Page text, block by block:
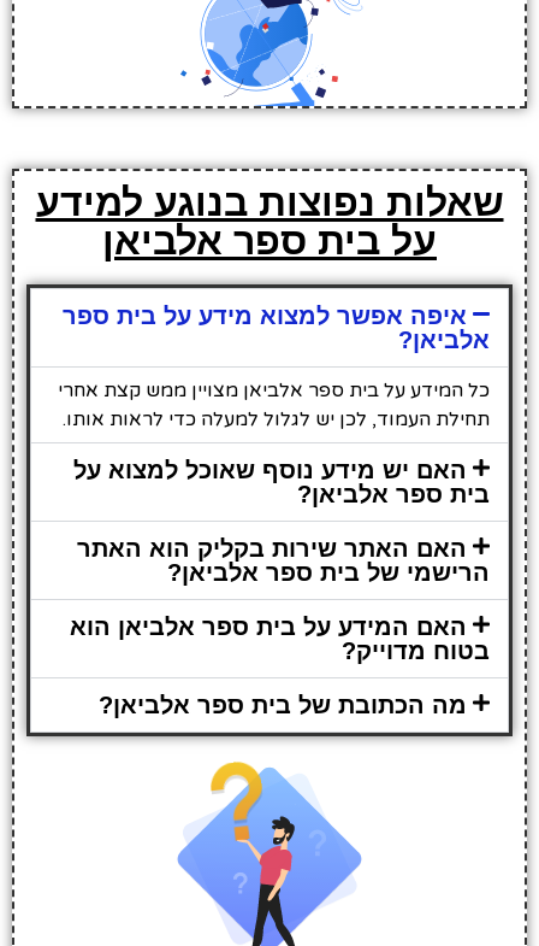
שאלות נפוצות בנוגע למידע
על בית ספר אלביאן
איפה אפשר למצוא מידע על בית ספר
אלביאן?
כל המידע על בית ספר אלביאן מצויין ממש קצת אחרי
תחילת העמוד, לכן יש לגלול למעלה כדי לראות אותו.
האם יש מידע נוסף שאוכל למצוא על
בית ספר אלביאן?
האם האתר שירות בקליק הוא האתר
הרישמי של בית ספר אלביאן?
האם המידע על בית ספר אלביאן הוא
בטוח מדוייק?
מה הכתובת של בית ספר אלביאן?